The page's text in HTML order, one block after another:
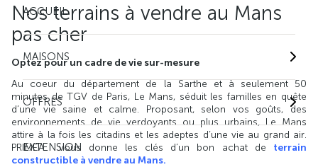
ACCUEIL
MAISONS
OFFRES
EXTENSION
Nos terrains à vendre au Mans
pas cher
Optez pour un cadre de vie sur-mesure
Au coeur du département de la Sarthe et à seulement 50
minutes de TGV de Paris, Le Mans, séduit les familles en quête
d’une vie saine et calme. Proposant, selon vos goûts, des
environnements de vie verdoyants ou plus urbains, Le Mans
attire à la fois les citadins et les adeptes d’une vie au grand air.
PRIMEA vous donne les clés d’un bon achat de terrain
constructible à vendre au Mans.